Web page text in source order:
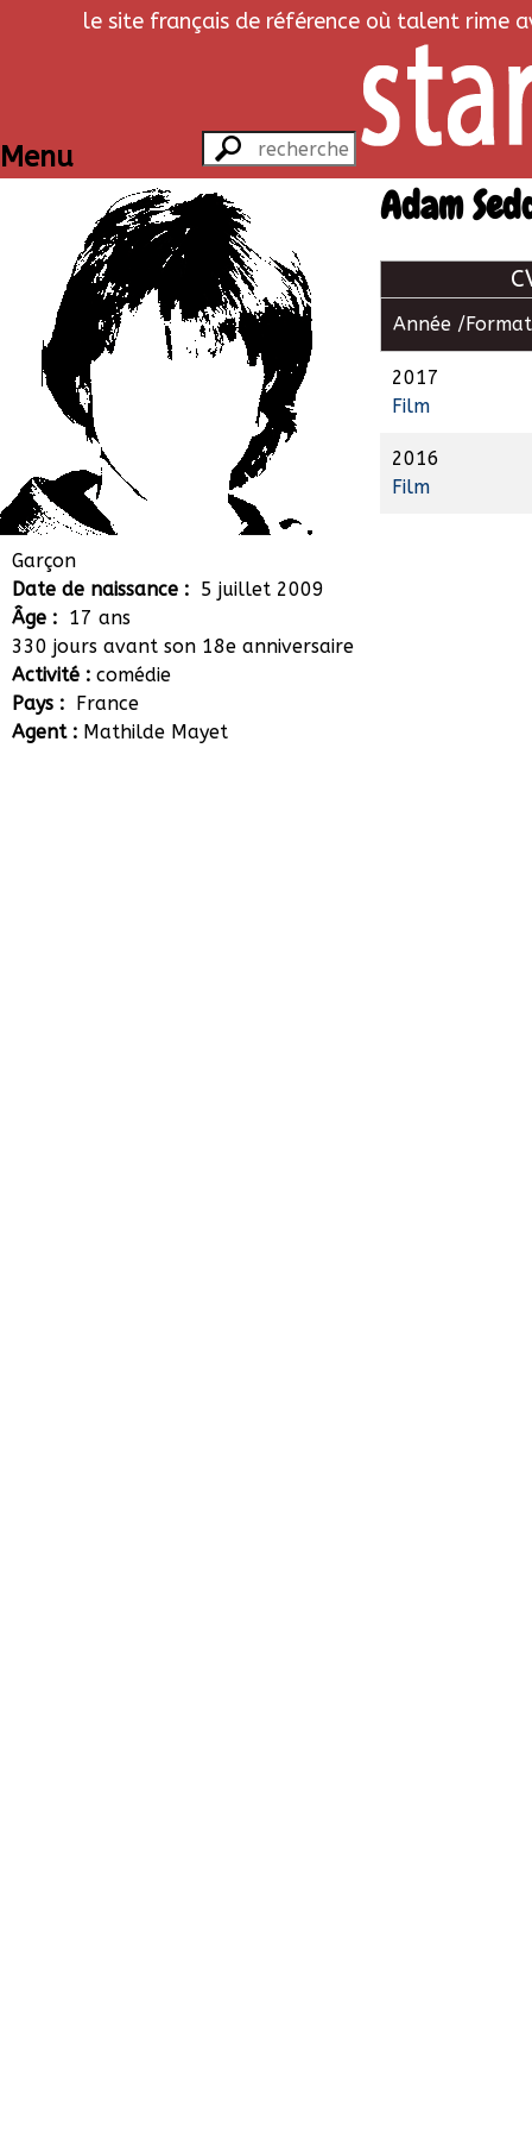
le site français de référence où talent rime
Menu
Adam Seddouki
Garçon
Date de naissance : 5 juillet 2009
Âge : 17 ans
330 jours avant son 18e anniversaire
Activité : comédie
Pays : France
Agent : Mathilde Mayet
Adam
Année / Format
2017
Film
2016
Film